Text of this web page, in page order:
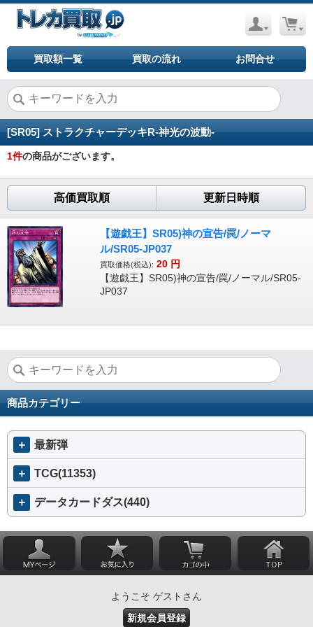
買取額一覧 買取の流れ お問合せ
[SR05] ストラクチャーデッキR-神光の波動-
1件の商品がございます。
高価買取順 更新日時順
【遊戯王】SR05)神の宣告/罠/ノーマ
ル/SR05-JP037
買取価格(税込): 20 円
【遊戯王】SR05)神の宣告/罠/ノーマル/SR05-
JP037
商品カテゴリー
＋ 最新弾
＋ TCG(11353)
＋ データカードダス(440)
ようこそ ゲストさん
新規会員登録